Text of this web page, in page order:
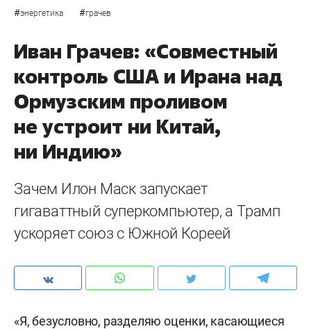
#энергетика #грачев
Иван Грачев: «Совместный
контроль США и Ирана над
Ормузским проливом
не устроит ни Китай,
ни Индию»
Зачем Илон Маск запускает
гигаваттный суперкомпьютер, а Трамп
ускоряет союз с Южной Кореей
«Я, безусловно, разделяю оценки, касающиеся